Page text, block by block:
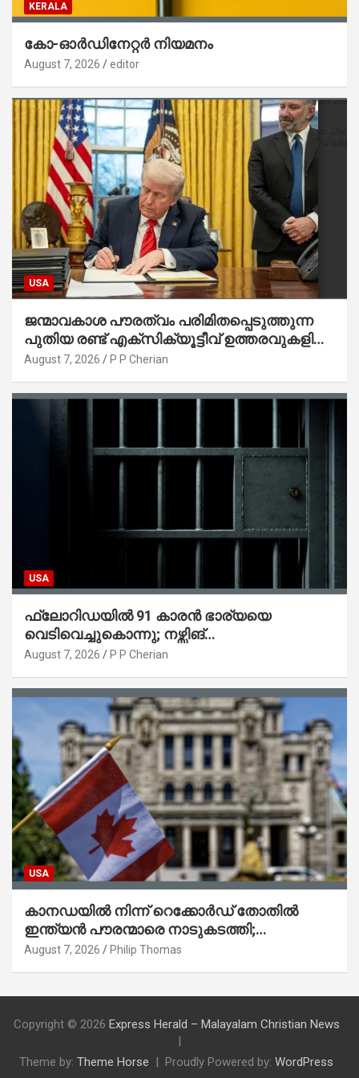
KERALA
കോ-ഓർഡിനേറ്റർ നിയമനം
August 7, 2026 editor
USA
ജന്മാവകാശ പൗരത്വം പരിമിതപ്പെടുത്തുന്ന
പുതിയ രണ്ട് എക്സിക്യൂട്ടീവ് ഉത്തരവുകളിൽ
ട്രംപ് ഒപ്പുവെച്ചു
August 7, 2026 P P Cherian
USA
ഫ്ലോറിഡയിൽ 91 കാരൻ ഭാര്യയെ
വെടിവെച്ചുകൊന്നു; നഴ്സിങ്
ഹോമിലാക്കില്ലെന്ന് നൽകിയ വാഗ്ദാനം
August 7, 2026 P P Cherian
USA
കാനഡയിൽ നിന്ന് റെക്കോർഡ് തോതിൽ
ഇന്ത്യൻ പൗരന്മാരെ നാടുകടത്തി;
ആറുമാസത്തിനിടെ 3,323 പേർ
August 7, 2026 Philip Thomas
Copyright © 2026 Express Herald – Malayalam Christian News
Theme by: Theme Horse Proudly Powered by: WordPress